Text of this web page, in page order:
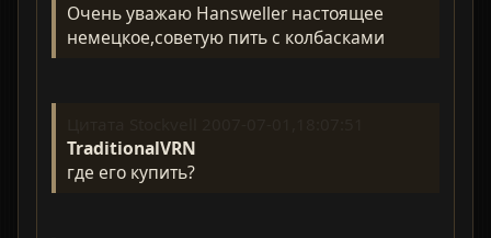
Очень уважаю Hansweller настоящее
немецкое,советую пить с колбасками
TraditionalVRN
где его купить?